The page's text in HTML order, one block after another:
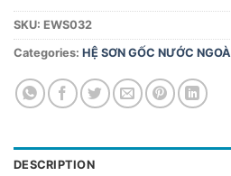
SKU: EWS032
Categories: HỆ SƠN GỐC NƯỚC
DESCRIPTION